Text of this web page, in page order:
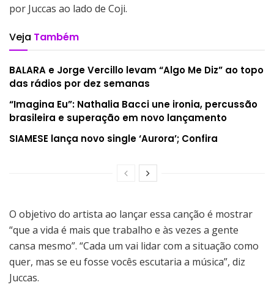
por Juccas ao lado de Coji.
Veja Também
BALARA e Jorge Vercillo levam “Algo Me Diz” ao topo
das rádios por dez semanas
“Imagina Eu”: Nathalia Bacci une ironia, percussão
brasileira e superação em novo lançamento
SIAMESE lança novo single ‘Aurora’; Confira
O objetivo do artista ao lançar essa canção é mostrar
“que a vida é mais que trabalho e às vezes a gente
cansa mesmo”. “Cada um vai lidar com a situação como
quer, mas se eu fosse vocês escutaria a música”, diz
Juccas.